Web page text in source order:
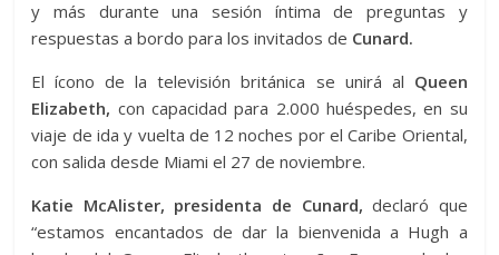
y más durante una sesión íntima de preguntas y
respuestas a bordo para los invitados de Cunard.
El ícono de la televisión británica se unirá al Queen
Elizabeth, con capacidad para 2.000 huéspedes, en su
viaje de ida y vuelta de 12 noches por el Caribe Oriental,
con salida desde Miami el 27 de noviembre.
Katie McAlister, presidenta de Cunard, declaró que
“estamos encantados de dar la bienvenida a Hugh a